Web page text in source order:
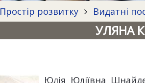
Простір розвитку Видатні
УЛЯНА
Юлія Юліївна